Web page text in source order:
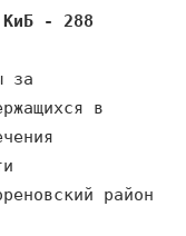
- 288
за
в
район